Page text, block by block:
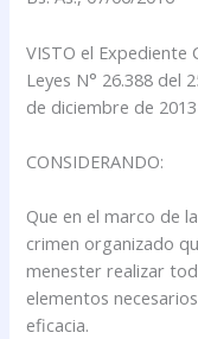
VISTO el Expediente
Leyes N° 26.388 del
de diciembre de
CONSIDERANDO:
Que en el marco de
crimen organizado
menester realizar
elementos
eficacia.